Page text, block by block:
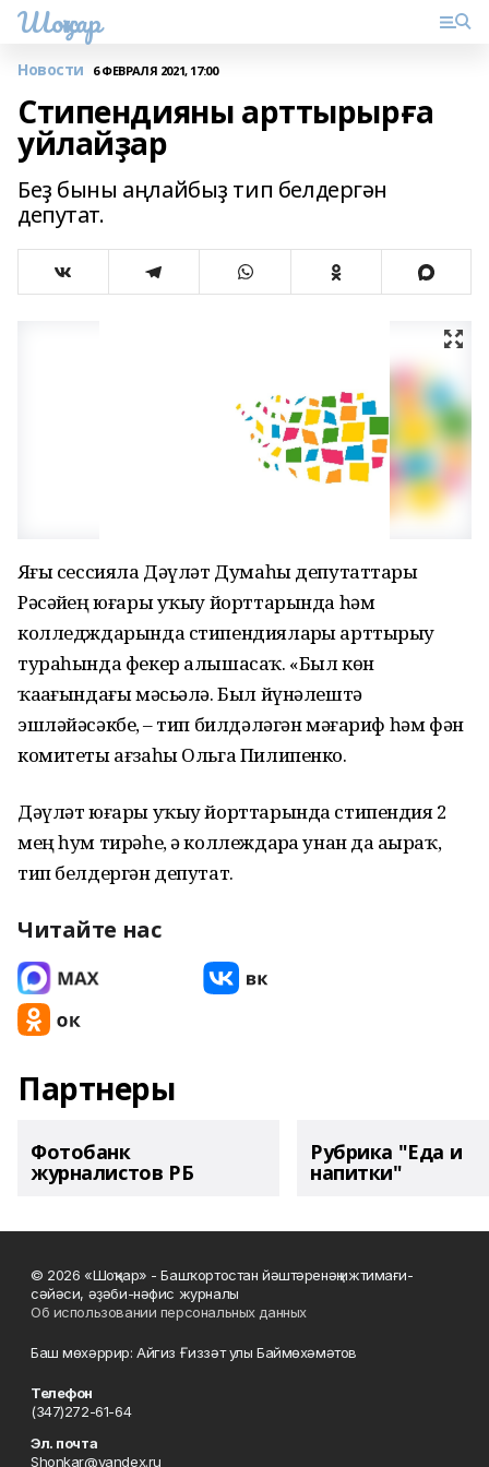
Шоңҡар
Новости 6 ФЕВРАЛЯ 2021, 17:00
Стипендияны арттырырға
уйлайҙар
Беҙ быны аңлайбыҙ тип белдергән
депутат.
Яҙғы сессияла Дәүләт Думаһы депутаттары
Рәсәйҙең юғары уҡыу йорттарында һәм
колледждарында стипендияларҙы арттырыу
тураһында фекер алышасаҡ. «Был көн
ҡаҙағындағы мәсьәлә. Был йүнәлештә
эшләйәсәкбеҙ, – тип билдәләгән мәғариф һәм фән
комитеты ағзаһы Ольга Пилипенко.
Дәүләт юғары уҡыу йорттарында стипендия 2
мең һум тирәһе, ә коллеждарҙа унан да аҙыраҡ,
тип белдергән депутат.
Читайте нас
Партнеры
Фотобанк
журналистов РБ
Рубрика "Еда и
напитки"
© 2026 «Шоңҡар» - Башҡортостан йәштәренәң ижтимағи-
сәйәси, әҙәби-нәфис журналы
Об использовании персональных данных
Баш мөхәррир: Айгиз Ғиззәт улы Баймөхәмәтов
Телефон
(347)272-61-64
Эл. почта
Shonkar@yandex.ru